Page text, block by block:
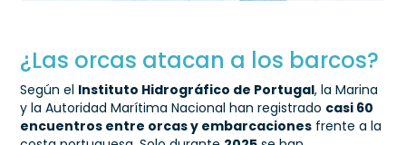
¿Las orcas atacan a los barcos?
Según el Instituto Hidrográfico de Portugal, la Marina
y la Autoridad Marítima Nacional han registrado casi 60
encuentros entre orcas y embarcaciones frente a la